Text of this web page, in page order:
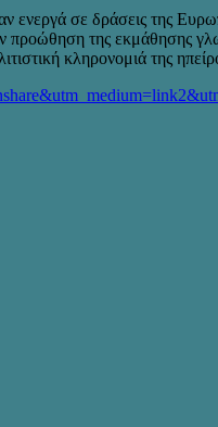
ενεργά σε δράσεις της
της εκμάθησης
κληρονομιά της